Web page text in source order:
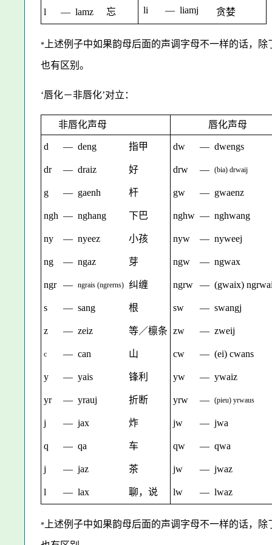
l — lamz 忘 li — liamj 贪婪
* 上述例子中如果韵母后面的声调字母不一样的话，除
也有区别。
‘唇化－非唇化’对立：
非唇化声母 唇化声母
d — deng 指甲 dw — dwengs
dr — draiz 好 drw — (bia) drwaij
g — gaenh 杆 gw — gwaenz
ngh — nghang 下巴 nghw — nghwang
ny — nyeez 小孩 nyw — nyweej
ng — ngaz 芽 ngw — ngwax
ngr — ngrais (ngrerns) 纠缠 ngrw — (gwaix)
s — sang 根 sw — swangj
z — zeiz 等／檩条 zw — zweij
c — can 山 cw — (ei) cwans
y — yais 锋利 yw — ywaiz
yr — yrauj 折断 yrw — (pieu) yrwaus
j — jax 炸 jw — jwa
q — qa 车 qw — qwa
j — jaz 茶 jw — jwaz
l — lax 聊，说 lw — lwaz
* 上述例子中如果韵母后面的声调字母不一样的话，除